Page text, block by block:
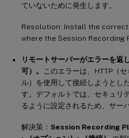
ていないために発生します。
Resolution: Install the
where the Session Recording
リモートサーバーがエラーを
可）。
このエラーは、HTTP（
ル）を使用して接続しようとし
す。デフォルトでは、セキュリ
るように設定されるため、サー
解決策： Session Recording